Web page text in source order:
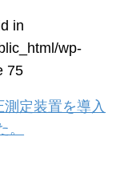
in
wp-
75
定装置を導入
。